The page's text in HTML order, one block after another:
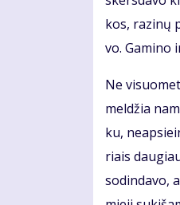
kos, ra­zi­nų
vo. Ga­mi­no
Ne
mel­džia
ku,
riais
so­din­da­vo,